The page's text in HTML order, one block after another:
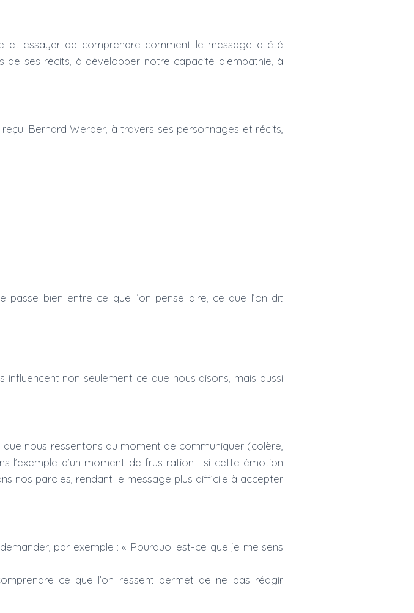
et essayer de comprendre comment le message a été
ses récits, à développer notre capacité d’empathie, à
Bernard Werber, à travers ses personnages et récits,
bien entre ce que l’on pense dire, ce que l’on dit
non seulement ce que nous disons, mais aussi
nous ressentons au moment de communiquer (colère,
d’un moment de frustration : si cette émotion
nos paroles, rendant le message plus difficile à accepter
par exemple : « Pourquoi est-ce que je me sens
ce que l’on ressent permet de ne pas réagir